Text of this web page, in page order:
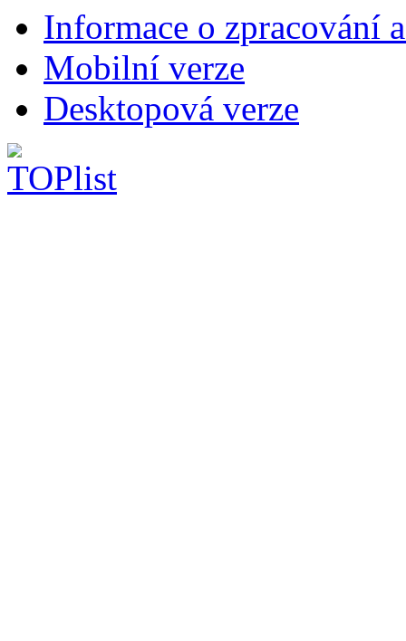
Informace o zpracování
Mobilní verze
Desktopová verze